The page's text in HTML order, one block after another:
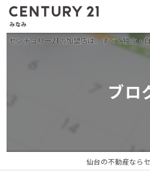
ブロ
仙台の不動産なら